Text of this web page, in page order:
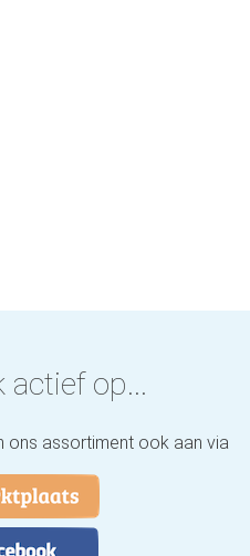
actief op...
ons assortiment ook aan via